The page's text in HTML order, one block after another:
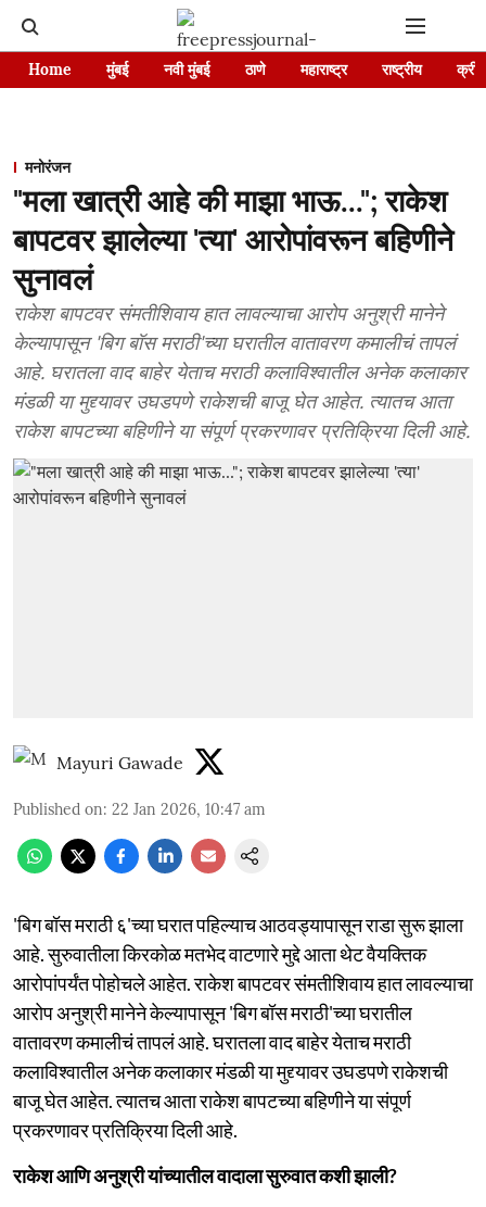
Home मुंबई नवी मुंबई ठाणे महाराष्ट्र राष्ट्रीय
मनोरंजन
"मला खात्री आहे की माझा भाऊ..."; राकेश
बापटवर झालेल्या 'त्या' आरोपांवरून बहिणीने
सुनावलं
राकेश बापटवर संमतीशिवाय हात लावल्याचा आरोप अनुश्री मानेने
केल्यापासून 'बिग बॉस मराठी'च्या घरातील वातावरण कमालीचं तापलं
आहे. घरातला वाद बाहेर येताच मराठी कलाविश्वातील अनेक कलाकार
मंडळी या मुद्द्यावर उघडपणे राकेशची बाजू घेत आहेत. त्यातच आता
राकेश बापटच्या बहिणीने या संपूर्ण प्रकरणावर प्रतिक्रिया दिली आहे.
Mayuri Gawade
Published on: 22 Jan 2026, 10:47 am
'बिग बॉस मराठी ६'च्या घरात पहिल्याच आठवड्यापासून राडा सुरू झाला
आहे. सुरुवातीला किरकोळ मतभेद वाटणारे मुद्दे आता थेट वैयक्तिक
आरोपांपर्यंत पोहोचले आहेत. राकेश बापटवर संमतीशिवाय हात लावल्याचा
आरोप अनुश्री मानेने केल्यापासून 'बिग बॉस मराठी'च्या घरातील
वातावरण कमालीचं तापलं आहे. घरातला वाद बाहेर येताच मराठी
कलाविश्वातील अनेक कलाकार मंडळी या मुद्द्यावर उघडपणे राकेशची
बाजू घेत आहेत. त्यातच आता राकेश बापटच्या बहिणीने या संपूर्ण
प्रकरणावर प्रतिक्रिया दिली आहे.
राकेश आणि अनुश्री यांच्यातील वादाला सुरुवात कशी झाली?